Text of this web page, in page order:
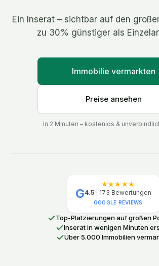
Ein Inserat – sichtbar auf den
zu 30% günstiger als
Immobilie vermarkten
Preise ansehen
In 2 Minuten – kostenlos &
G
★★★★★
4.5 173 Bewertungen
GOOGLE REVIEWS
Top-Platzierungen auf großen
Inserat in wenigen Minuten
Über 5.000 Immobilien